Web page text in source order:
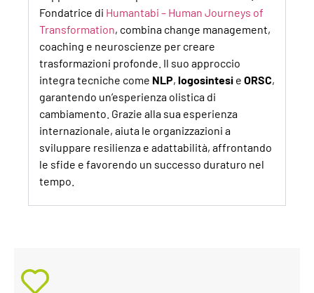
Fondatrice di Humantabi – Human Journeys of
Transformation, combina change management,
coaching e neuroscienze per creare
trasformazioni profonde. Il suo approccio
integra tecniche come NLP, logosintesi e ORSC,
garantendo un’esperienza olistica di
cambiamento. Grazie alla sua esperienza
internazionale, aiuta le organizzazioni a
sviluppare resilienza e adattabilità, affrontando
le sfide e favorendo un successo duraturo nel
tempo.